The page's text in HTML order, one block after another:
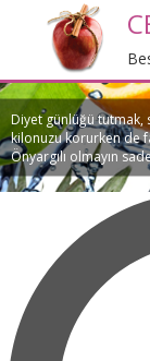
Diyet günlüğü
kilonuzu korurken de
Önyargılı olmayın